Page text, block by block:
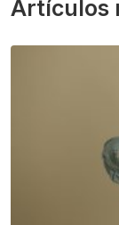
Artículos